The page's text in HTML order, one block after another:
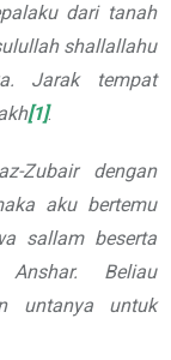
dari tanah
shallallahu
Jarak tempat
[1].
Zubair dengan
aku bertemu
sallam beserta
Beliau
untanya untuk